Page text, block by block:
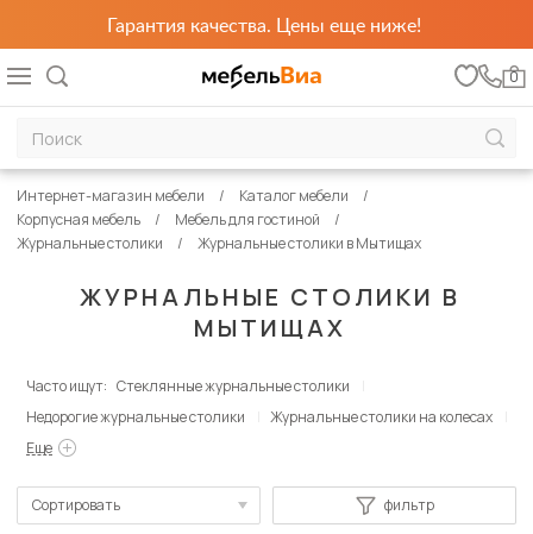
Гарантия качества. Цены еще ниже!
0
ЖУРНАЛЬНЫЕ СТОЛИКИ В
МЫТИЩАХ
Интернет-магазин мебели
Каталог мебели
Корпусная мебель
Мебель для гостиной
Журнальные столики
Журнальные столики в Мытищах
Часто ищут: Стеклянные журнальные столики
Недорогие журнальные столики
Журнальные столики на колесах
Еще
Сортировать
фильтр